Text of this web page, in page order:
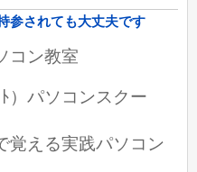
参されても大丈夫です
コン教室
）パソコンスクー
える実践パソコン